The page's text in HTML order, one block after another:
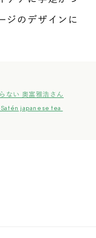
ジのデザインに
ない 奥富雅浩さん
japanese tea